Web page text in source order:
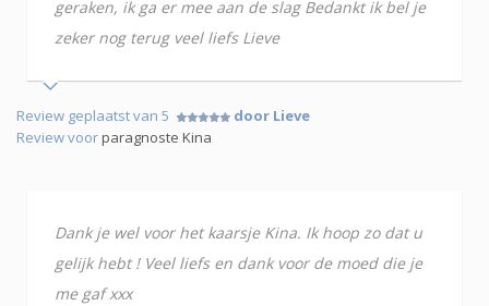
geraken, ik ga er mee aan de slag Bedankt ik bel je
zeker nog terug veel liefs Lieve
Review geplaatst van 5
door Lieve
Review voorparagnoste Kina
Dank je wel voor het kaarsje Kina. Ik hoop zo dat u
gelijk hebt ! Veel liefs en dank voor de moed die je
me gaf xxx